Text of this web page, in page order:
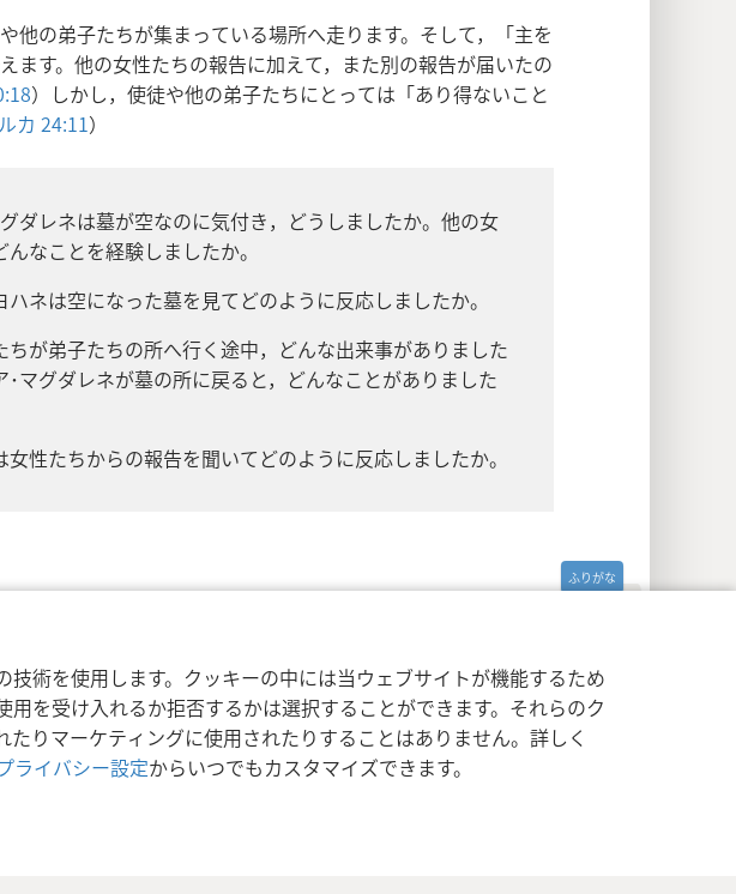
術を使用します。クッキーの中には当ウェブサイトが機能するため
を受け入れるか拒否するかは選択することができます。それらのク
りマーケティングに使用されたりすることはありません。詳しく
ライバシー設定からいつでもカスタマイズできます。
他の弟子たちが集まっている場所へ走ります。そして，「主を
ます。他の女性たちの報告に加えて，また別の報告が届いたの
）しかし，使徒や他の弟子たちにとっては「あり得ないこと
ルカ 24:11）
ダレネは墓が空なのに気付き，どうしましたか。他の女
なことを経験しましたか。
ハネは空になった墓を見てどのように反応しましたか。
ちが弟子たちの所へ行く途中，どんな出来事がありました
･マグダレネが墓の所に戻ると，どんなことがありました
女性たちからの報告を聞いてどのように反応しましたか。